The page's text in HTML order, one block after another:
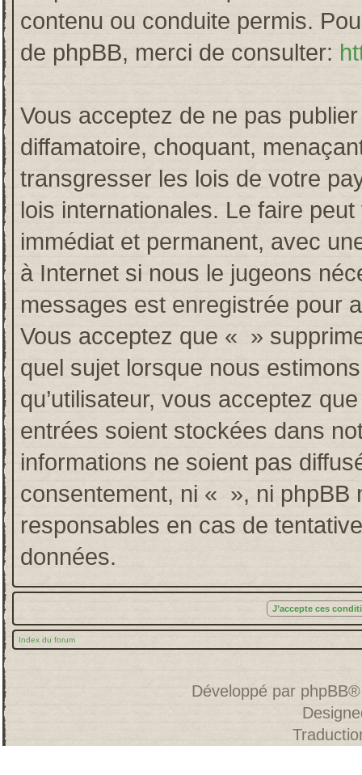
contenu ou conduite permis.
de phpBB, merci de consulter:
Vous acceptez de ne pas
diffamatoire, choquant,
transgresser les lois de votre
lois internationales. Le faire
immédiat et permanent, avec
à Internet si nous le jugeons
messages est enregistrée pour
Vous acceptez que « »
quel sujet lorsque nous
qu’utilisateur, vous acceptez
entrées soient stockées dans
informations ne soient pas
consentement, ni « », ni phpBB
responsables en cas de
données.
Index du forum
Développé par phpBB®